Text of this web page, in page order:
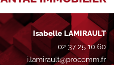
Isabelle LAMIRAULT
02 37 25 10 60
i.lamirault@procomm.fr